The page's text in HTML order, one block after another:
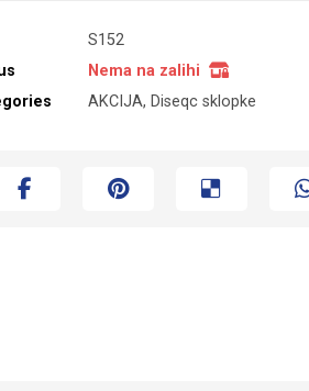
S152
Nema na zalihi
AKCIJA, Diseqc sklopke